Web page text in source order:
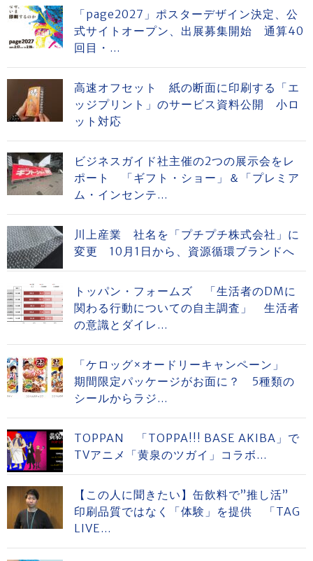
「page2027」ポスターデザイン決定、公
式サイトオープン、出展募集開始 通算40
回目・...
高速オフセット 紙の断面に印刷する「エ
ッジプリント」のサービス資料公開 小ロ
ット対応
ビジネスガイド社主催の2つの展示会をレ
ポート 「ギフト・ショー」＆「プレミア
ム・インセンテ...
川上産業 社名を「プチプチ株式会社」に
変更 10月1日から、資源循環ブランドへ
トッパン・フォームズ 「生活者のDMに
関わる行動についての自主調査」 生活者
の意識とダイレ...
「ケロッグ×オードリーキャンペーン」
期間限定パッケージがお面に？ 5種類の
シールからラジ...
TOPPAN 「TOPPA!!! BASE AKIBA」で
TVアニメ「黄泉のツガイ」コラボ...
【この人に聞きたい】缶飲料で”推し活”
印刷品質ではなく「体験」を提供 「TAG
LIVE...